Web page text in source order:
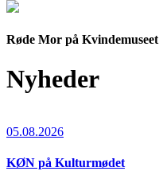
Røde Mor på Kvindemuseet
Nyheder
05.08.2026
KØN på Kulturmødet